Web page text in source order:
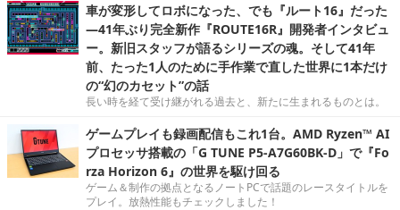
車が変形してロボになった、でも『ルート16』だった
―41年ぶり完全新作『ROUTE16R』開発者インタビュ
ー。新旧スタッフが語るシリーズの魂。そして41年
前、たった1人のために手作業で直した世界に1本だけ
の“幻のカセット”の話
長い時を経て受け継がれる過去と、新たに生まれるものとは。
ゲームプレイも録画配信もこれ1台。AMD Ryzen™ AI
プロセッサ搭載の「G TUNE P5-A7G60BK-D」で『Fo
rza Horizon 6』の世界を駆け回る
ゲーム＆制作の拠点となるノートPCで話題のレースタイトルを
プレイ。放熱性能もチェックしました！